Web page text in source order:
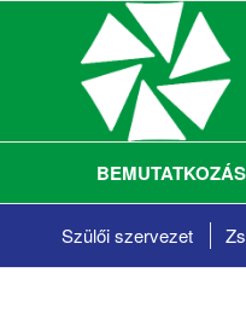
BEMUTATKOZÁS
Szülői szervezet